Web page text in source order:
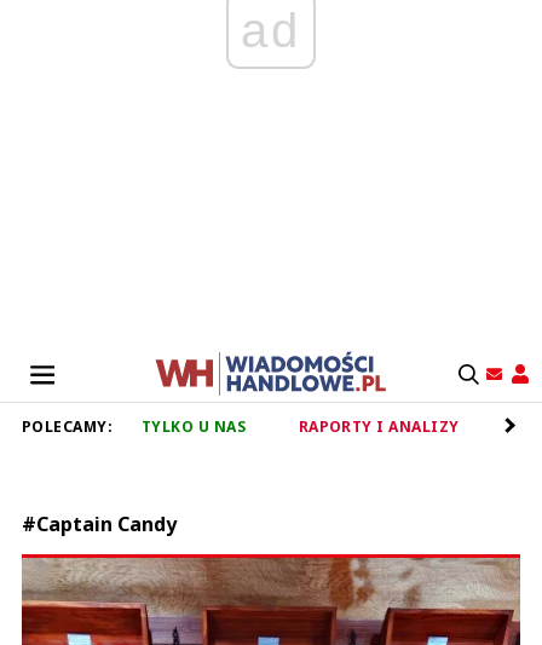
ad
POLECAMY: TYLKO U NAS RAPORTY I ANALIZY
#Captain Candy